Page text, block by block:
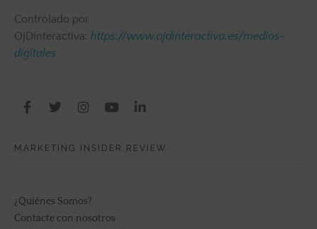
Controlado por
OJDinteractiva: https://www.ojdinteractiva.es/medios-
digitales
MARKETING INSIDER REVIEW
¿Quiénes Somos?
Contacte con nosotros